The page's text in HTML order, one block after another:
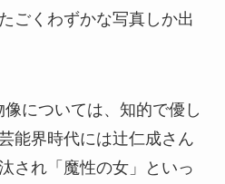
ごくわずかな写真しか出
については、知的で優し
能界時代には辻仁成さん
され「魔性の女」といっ